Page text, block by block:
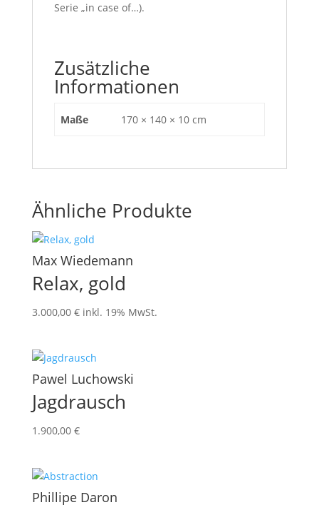
Serie „in case of…).
Zusätzliche
Informationen
Maße 170 × 140 × 10 cm
Ähnliche Produkte
Max Wiedemann
Relax, gold
3.000,00 € inkl. 19% MwSt.
Pawel Luchowski
Jagdrausch
1.900,00 €
Phillipe Daron